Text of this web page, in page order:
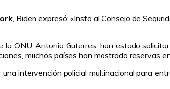
, Biden expresó: «Insto al Consejo de
ONU, Antonio Guterres, han estado
muchos países han mostrado reservas
intervención policial multinacional para